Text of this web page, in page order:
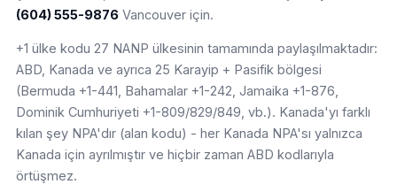
(604) 555-9876 Vancouver için.
+1 ülke kodu 27 NANP ülkesinin tamamında paylaşılmaktadır:
ABD, Kanada ve ayrıca 25 Karayip + Pasifik bölgesi
(Bermuda +1-441, Bahamalar +1-242, Jamaika +1-876,
Dominik Cumhuriyeti +1-809/829/849, vb.). Kanada'yı farklı
kılan şey NPA'dır (alan kodu) - her Kanada NPA'sı yalnızca
Kanada için ayrılmıştır ve hiçbir zaman ABD kodlarıyla
örtüşmez.